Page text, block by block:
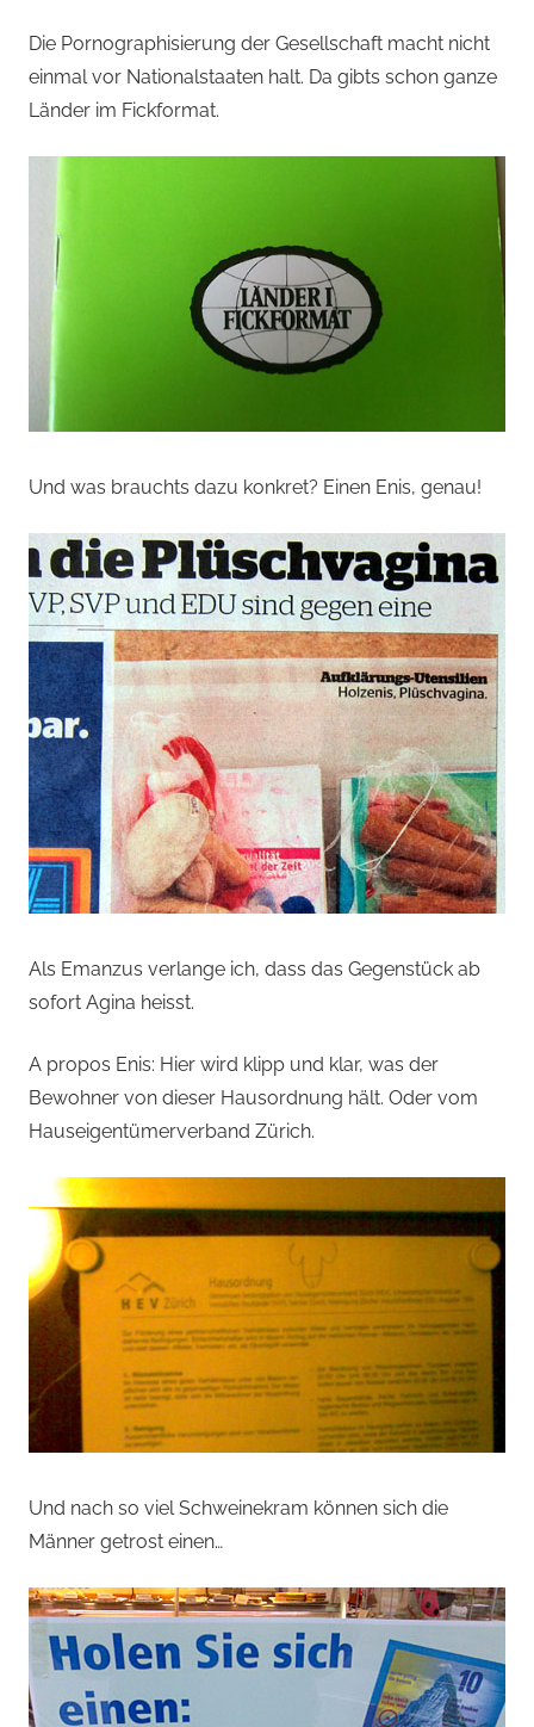
Die Pornographisierung der Gesellschaft macht nicht
einmal vor Nationalstaaten halt. Da gibts schon ganze
Länder im Fickformat.
Und was brauchts dazu konkret? Einen Enis, genau!
Als Emanzus verlange ich, dass das Gegenstück ab
sofort Agina heisst.
A propos Enis: Hier wird klipp und klar, was der
Bewohner von dieser Hausordnung hält. Oder vom
Hauseigentümerverband Zürich.
Und nach so viel Schweinekram können sich die
Männer getrost einen…